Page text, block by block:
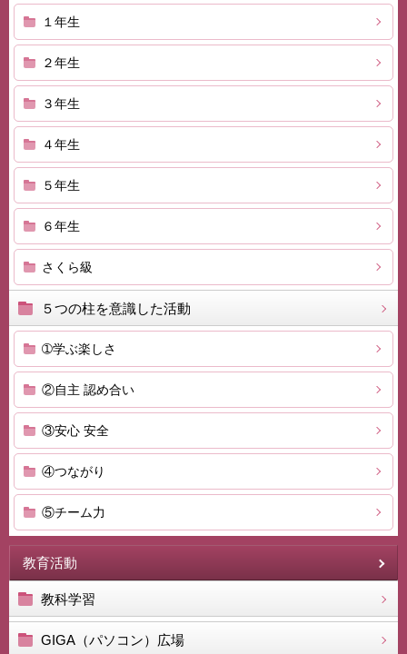
１年生
２年生
３年生
４年生
５年生
６年生
さくら級
５つの柱を意識した活動
➀学ぶ楽しさ
②自主 認め合い
③安心 安全
④つながり
⑤チーム力
教育活動
教科学習
GIGA（パソコン）広場